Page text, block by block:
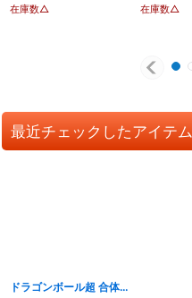
在庫数△ 在庫数△
最近チェックしたアイテム
ドラゴンボール超 合体超戦士最強必殺技 ファイナルかめはめ波ーーーっ!!!!【ベジット】